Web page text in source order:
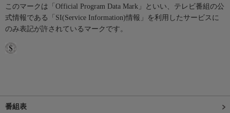
このマークは「Official Program Data Mark」といい、テレビ番組の公
式情報である「SI(Service Information)情報」を利用したサービスに
のみ表記が許されているマークです。
番組表